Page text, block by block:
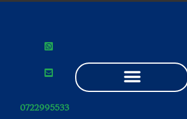
0722995533